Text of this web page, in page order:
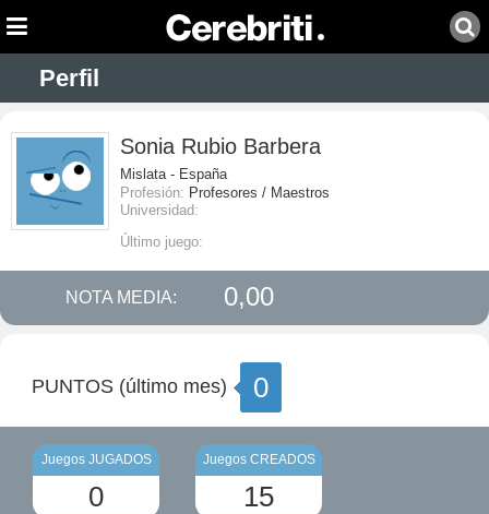
Perfil
Sonia Rubio Barbera
Mislata - España
Profesión: Profesores / Maestros
Universidad:
Último juego:
NOTA MEDIA: 0,00
PUNTOS (último mes) 0
Juegos JUGADOS
0
Juegos CREADOS
15